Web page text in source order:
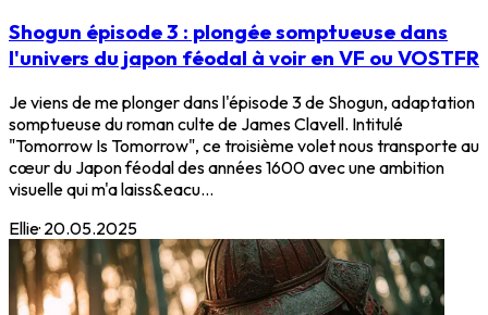
Shogun épisode 3 : plongée somptueuse dans
l'univers du japon féodal à voir en VF ou VOSTFR
Je viens de me plonger dans l'épisode 3 de Shogun, adaptation
somptueuse du roman culte de James Clavell. Intitulé
"Tomorrow Is Tomorrow", ce troisième volet nous transporte au
cœur du Japon féodal des années 1600 avec une ambition
visuelle qui m'a laiss&eacu...
Ellie· 20.05.2025